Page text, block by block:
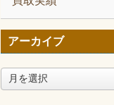
アーカイブ
ア
ー